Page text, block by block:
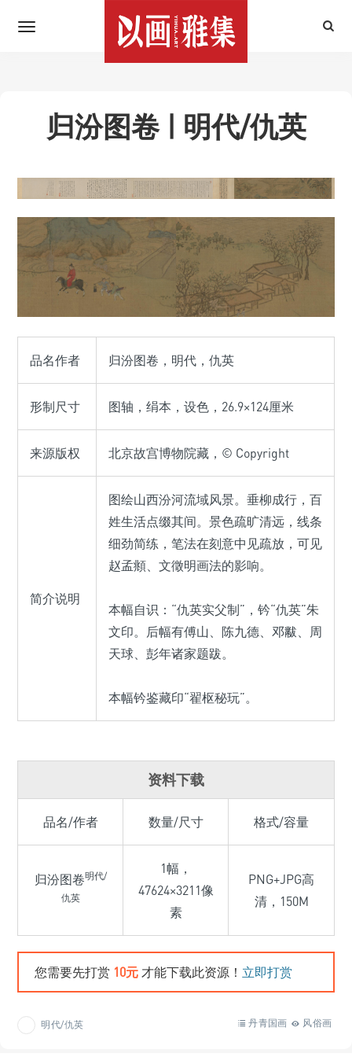
归汾图卷 | 明代/仇英
品名作者 归汾图卷，明代，仇英
形制尺寸 图轴，绢本，设色，26.9×124厘米
来源版权 北京故宫博物院藏，© Copyright
简介说明
图绘山西汾河流域风景。垂柳成行，百
姓生活点缀其间。景色疏旷清远，线条
细劲简练，笔法在刻意中见疏放，可见
赵孟頫、文徵明画法的影响。
本幅自识：“仇英实父制”，钤“仇英”朱
文印。后幅有傅山、陈九德、邓黻、周
天球、彭年诸家题跋。
本幅钤鉴藏印“翟枢秘玩”。
资料下载
品名/作者 数量/尺寸 格式/容量
归汾图卷明代/
仇英
1幅，
47624×3211像
素
PNG+JPG高
清，150M
您需要先打赏 10元 才能下载此资源！ 立即打赏
明代/仇英 风俗画
丹青国画